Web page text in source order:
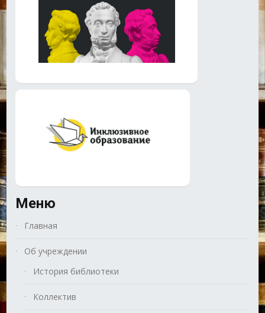
Меню
Главная
Об учреждении
История библиотеки
Коллектив